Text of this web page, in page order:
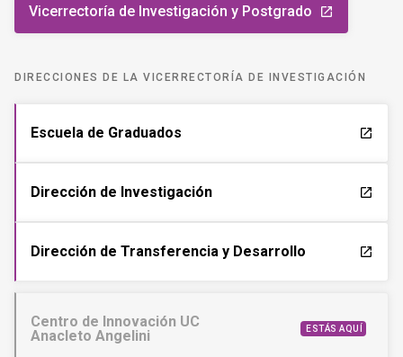
Vicerrectoría de Investigación y Postgrado launch
DIRECCIONES DE LA VICERRECTORÍA DE INVESTIGACIÓN
Escuela de Graduados launch
Dirección de Investigación launch
Dirección de Transferencia y Desarrollo launch
Centro de Innovación UC
Anacleto Angelini
ESTÁS AQUÍ